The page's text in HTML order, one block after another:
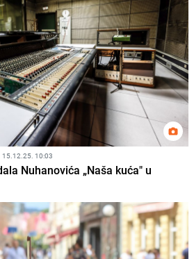
15.12.25. 10:03
Nuhanovića „Naša kuća" u